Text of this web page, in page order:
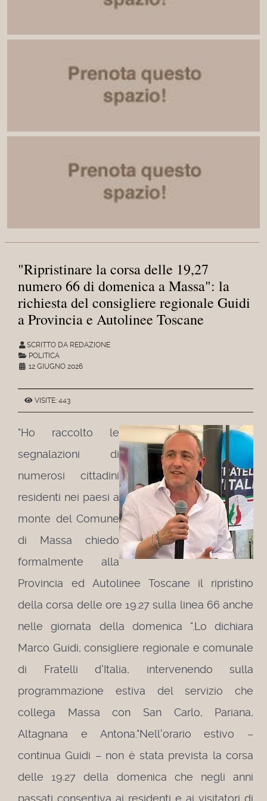
"Ripristinare la corsa delle 19,27
numero 66 di domenica a Massa": la
richiesta del consigliere regionale Guidi
a Provincia e Autolinee Toscane
SCRITTO DA REDAZIONE
POLITICA
12 GIUGNO 2026
VISITE: 443
"Ho raccolto le
segnalazioni di
numerosi cittadini
residenti nei paesi a
monte del Comune
di Massa chiedo
formalmente alla
Provincia ed Autolinee Toscane il ripristino
della corsa delle ore 19.27 sulla linea 66 anche
nelle giornata della domenica ".Lo dichiara
Marco Guidi, consigliere regionale e comunale
di Fratelli d'Italia, intervenendo sulla
programmazione estiva del servizio che
collega Massa con San Carlo, Pariana,
Altagnana e Antona."Nell'orario estivo –
continua Guidi – non è stata prevista la corsa
delle 19.27 della domenica che negli anni